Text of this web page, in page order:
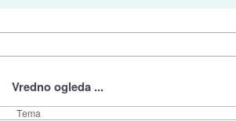
Vredno ogleda ...
Tema